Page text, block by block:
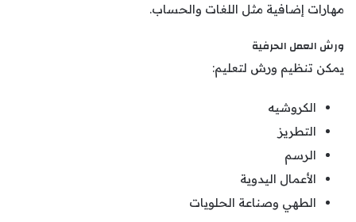
مهارات إضافية مثل اللغات والحساب.
ورش العمل الحرفية
يمكن تنظيم ورش لتعليم:
الكروشيه
التطريز
الرسم
الأعمال اليدوية
الطهي وصناعة الحلويات